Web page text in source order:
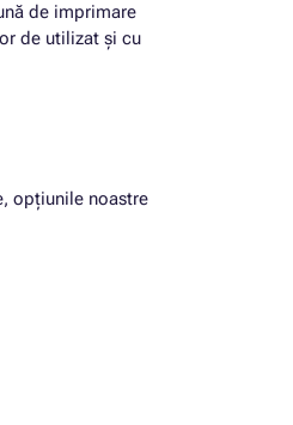
de imprimare
de utilizat și cu
opțiunile noastre